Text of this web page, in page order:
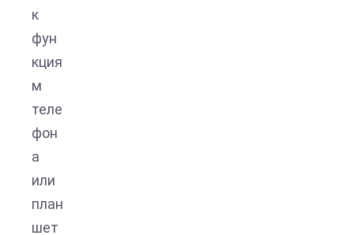
к
фун
кция
м
теле
фон
а
или
план
шет